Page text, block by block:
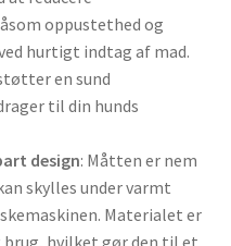
oppustethed og
hurtigt indtag af mad.
en sund
til din hunds
design: Måtten er nem
skylles under varmt
Materialet er
hvilket gør den til et